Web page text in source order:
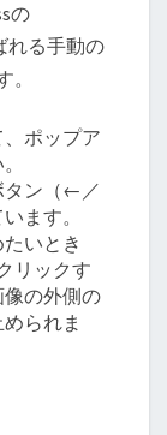
の
れる手動の
ポップア
タン（←／
ます。
いとき
リックす
の外側の
られま